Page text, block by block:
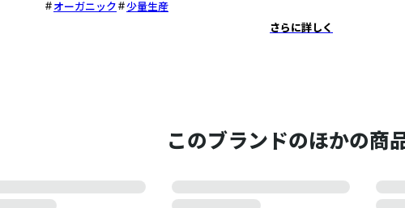
オーガニック
少量生産
さらに詳しく
このブランドのほかの商